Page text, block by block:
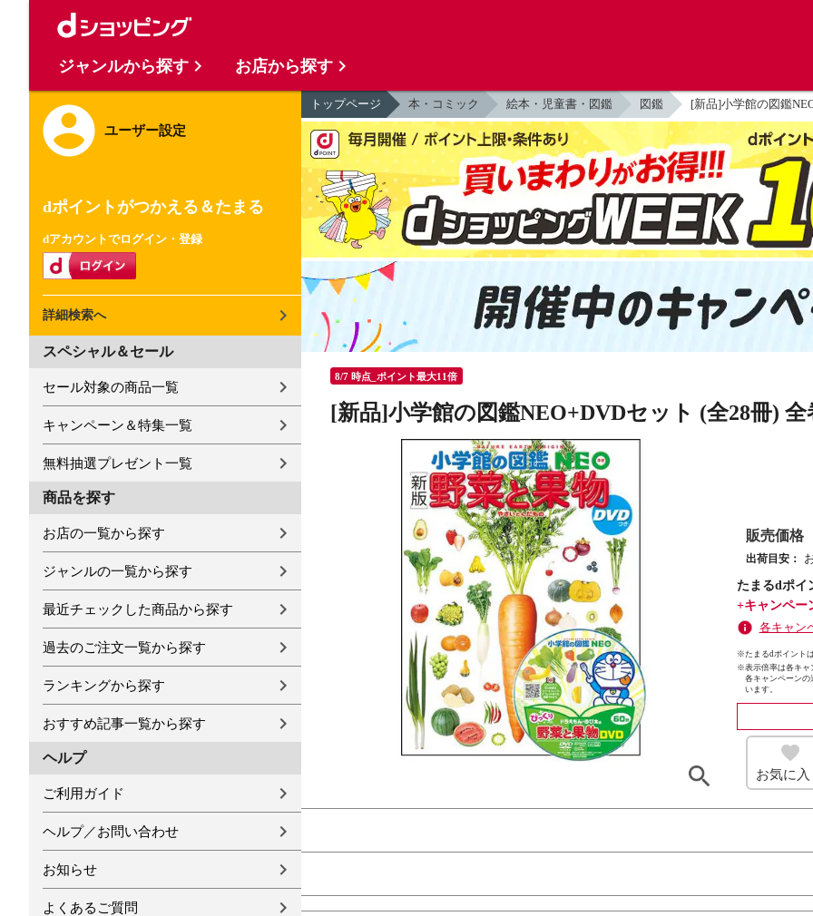
ユーザー設定
dポイントがつかえる＆たまる
dアカウントでログイン・登録
詳細検索へ
スペシャル＆セール
セール対象の商品一覧
キャンペーン＆特集一覧
無料抽選プレゼント一覧
商品を探す
お店の一覧から探す
ジャンルの一覧から探す
最近チェックした商品から探す
過去のご注文一覧から探す
ランキングから探す
おすすめ記事一覧から探す
ヘルプ
ご利用ガイド
ヘルプ／お問い合わせ
お知らせ
よくあるご質問
トップページ 本・コミック 絵本・児童書・図鑑 図鑑 [新品]小学館の図鑑
8/7 時点_ポイント最大11倍
[新品]小学館の図鑑NEO+DVDセット (全28冊) 全
販売価格
出荷目安：
たまるdポイ
+キャンペー
各キャン
※たまるdポイント
※表示倍率は各キャ
各キャンペーンの
います。
お気に入
ジャンルから探す お店から探す